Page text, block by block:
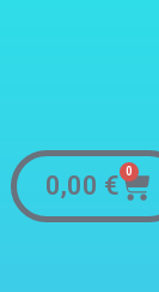
0,00 € 0